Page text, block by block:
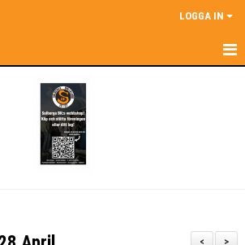
LOGGA IN
>
<